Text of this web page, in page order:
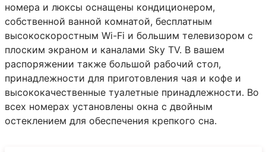
номера и люксы оснащены кондиционером,
собственной ванной комнатой, бесплатным
высокоскоростным Wi-Fi и большим телевизором с
плоским экраном и каналами Sky TV. В вашем
распоряжении также большой рабочий стол,
принадлежности для приготовления чая и кофе и
высококачественные туалетные принадлежности. Во
всех номерах установлены окна с двойным
остеклением для обеспечения крепкого сна.